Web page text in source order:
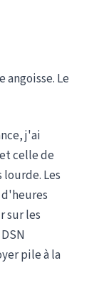
Le
j'ai
celle de
Les
sur les
pile à la